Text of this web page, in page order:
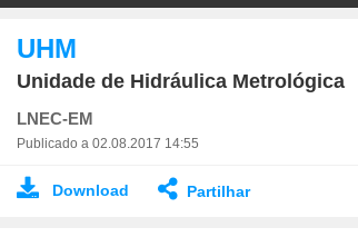
UHM
Unidade de Hidráulica Metrológica
LNEC-EM
Publicado a 02.08.2017 14:55
Download Partilhar